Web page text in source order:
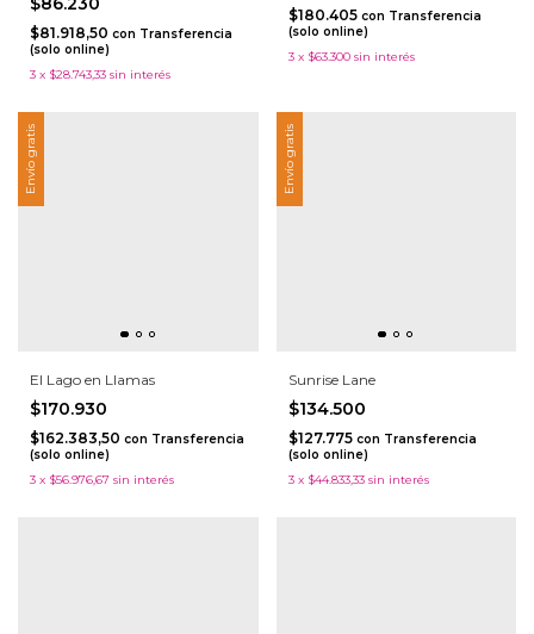
$81.918,50 con Transferencia
(solo online)
3 x $28.743,33 sin interés
$180.405 con Transferencia
(solo online)
3 x $63.300 sin interés
Envío gratis
El Lago en Llamas
$170.930
$162.383,50 con Transferencia
(solo online)
3 x $56.976,67 sin interés
Envío gratis
Sunrise Lane
$134.500
$127.775 con Transferencia
(solo online)
3 x $44.833,33 sin interés